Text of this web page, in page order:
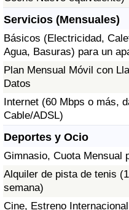
Servicios (Mensuales)
Básicos (Electricidad,
Agua, Basuras) para un
Plan Mensual Móvil con
Datos
Internet (60 Mbps o más,
Cable/ADSL)
Deportes y Ocio
Gimnasio, Cuota Mensual
Alquiler de pista de tenis
semana)
Cine, Estreno